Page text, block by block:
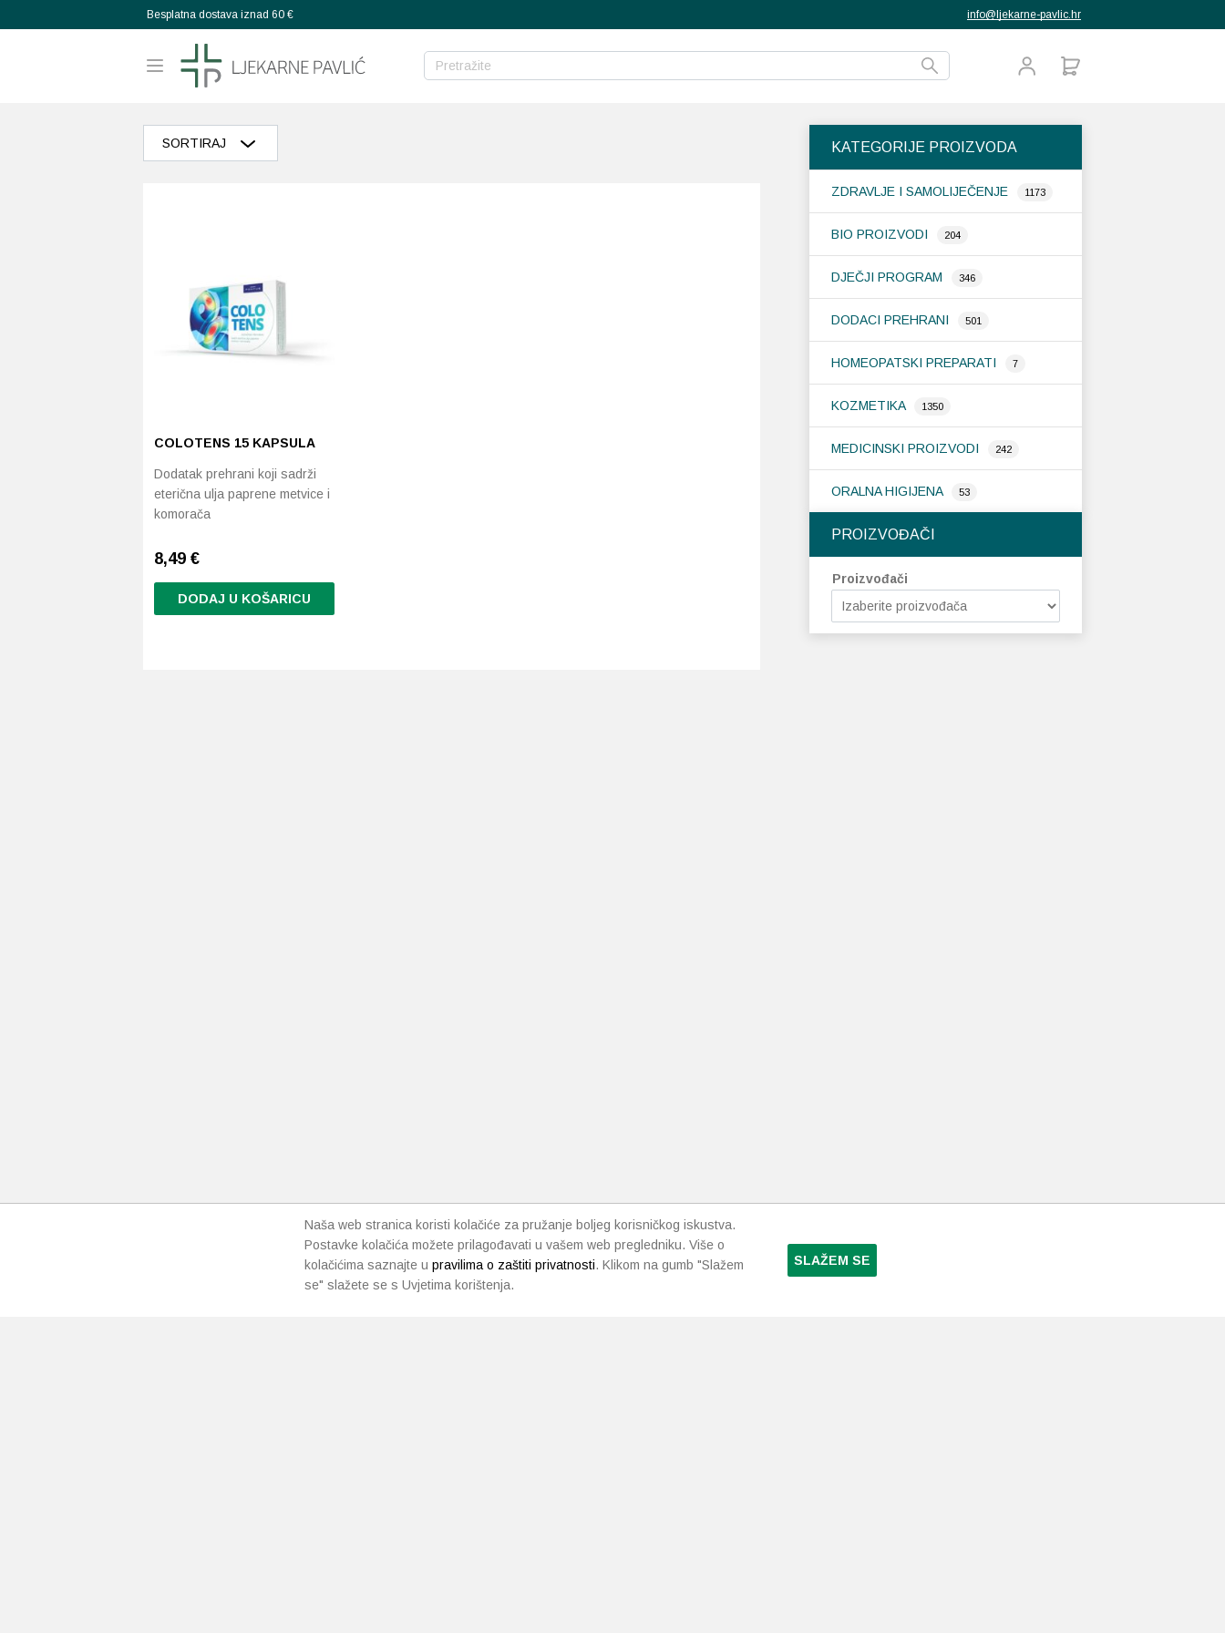
Besplatna dostava iznad 60 € info@ljekarne-pavlic.hr
KATEGORIJE PROIZVODA
ZDRAVLJE I SAMOLIJEČENJE 1173
BIO PROIZVODI 204
DJEČJI PROGRAM 346
DODACI PREHRANI 501
HOMEOPATSKI PREPARATI 7
KOZMETIKA 1350
MEDICINSKI PROIZVODI 242
ORALNA HIGIJENA 53
PROIZVOĐAČI
Proizvođači
SORTIRAJ
Poredaj od zadnjeg
Razvrstaj po cijeni: manje do veće
Razvrstaj po cijeni: veće do manje
COLOTENS 15 KAPSULA
Dodatak prehrani koji sadrži
eterična ulja paprene metvice i
komorača
8,49 €
DODAJ U KOŠARICU
Naša web stranica koristi kolačiće za pružanje boljeg korisničkog iskustva.
Postavke kolačića možete prilagođavati u vašem web pregledniku. Više o
kolačićima saznajte u pravilima o zaštiti privatnosti. Klikom na gumb "Slažem
se" slažete se s Uvjetima korištenja.
SLAŽEM SE